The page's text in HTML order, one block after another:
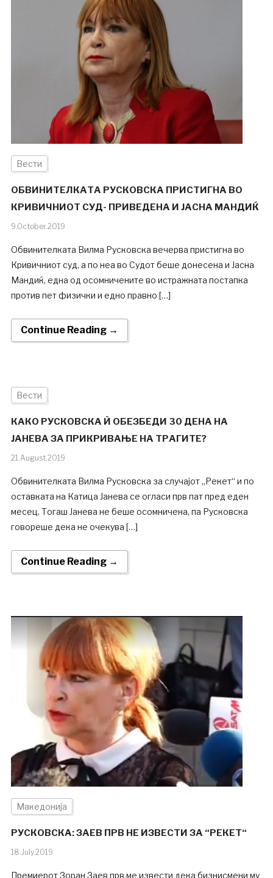
Вести
ОБВИНИТЕЛКАТА РУСКОВСКА ПРИСТИГНА ВО
КРИВИЧНИОТ СУД- ПРИВЕДЕНА И ЈАСНА МАНДИЌ
9.October.2019
Обвинителката Вилма Русковска вечерва пристигна во
Кривичниот суд, а по неа во Судот беше донесена и Јасна
Мандиќ, една од осомничените во истражната постапка
против пет физички и едно правно […]
Continue Reading →
Вести
КАКО РУСКОВСКА Ѝ ОБЕЗБЕДИ 30 ДЕНА НА
ЈАНЕВА ЗА ПРИКРИВАЊЕ НА ТРАГИТЕ?
21.August.2019
Обвинителката Вилма Русковска за случајот „Рекет“ и по
оставката на Катица Јанева се огласи прв пат пред еден
месец. Тогаш Јанева не беше осомничена, па Русковска
говореше дека не очекува […]
Continue Reading →
Македонија
РУСКОВСКА: ЗАЕВ ПРВ НЕ ИЗВЕСТИ ЗА “РЕКЕТ“
18.July.2019
Премиерот Зоран Заев прв ме извести дека бизнисмени му